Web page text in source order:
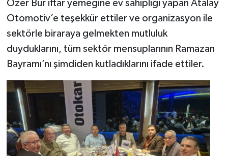
Özer Bür iftar yemeğine ev sahipliği yapan Atalay
Otomotiv’e teşekkür ettiler ve organizasyon ile
sektörle biraraya gelmekten mutluluk
duyduklarını, tüm sektör mensuplarının Ramazan
Bayramı’nı şimdiden kutladıklarını ifade ettiler.